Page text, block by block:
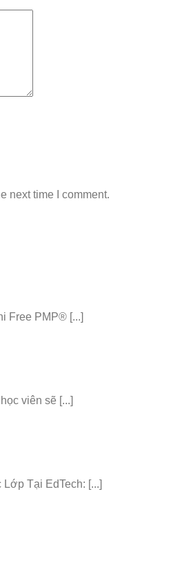
next time I comment.
Free PMP® [...]
viên sẽ [...]
Tại EdTech: [...]